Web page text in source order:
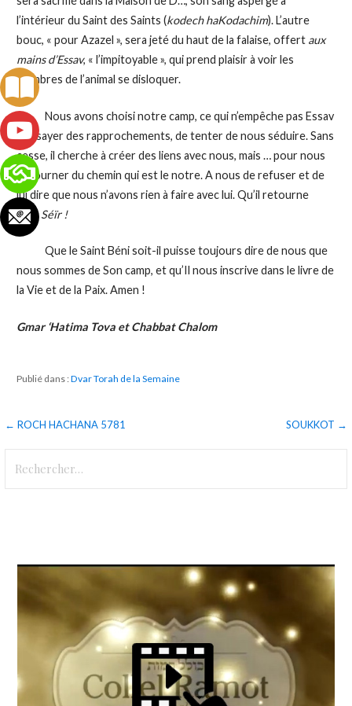
l’intérieur du Saint des Saints (kodech haKodachim). L’autre
bouc, « pour Azazel », sera jeté du haut de la falaise, offert aux
mains d’Essav, « l’impitoyable », qui prend plaisir à voir les
membres de l’animal se disloquer.
Nous avons choisi notre camp, ce qui n’empêche pas Essav
d’essayer des rapprochements, de tenter de nous séduire. Sans
cesse, il cherche à créer des liens avec nous, mais … pour nous
détourner du chemin qui est le notre. A nous de refuser et de
lui dire que nous n’avons rien à faire avec lui. Qu’il retourne
versSéïr !
Que le Saint Béni soit-il puisse toujours dire de nous que
nous sommes de Son camp, et qu’Il nous inscrive dans le livre de
la Vie et de la Paix. Amen !
Gmar ‘Hatima Tova et Chabbat Chalom
Publié dans :Dvar Torah de la Semaine
Navigation
de
← ROCH HACHANA 5781 SOUKKOT →